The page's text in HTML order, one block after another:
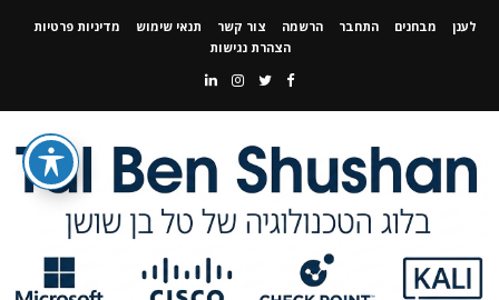
לענן מבחנים התחבר הרשמה צור קשר תנאי שימוש
מדיניות פרטיות
הצהרת נגישות